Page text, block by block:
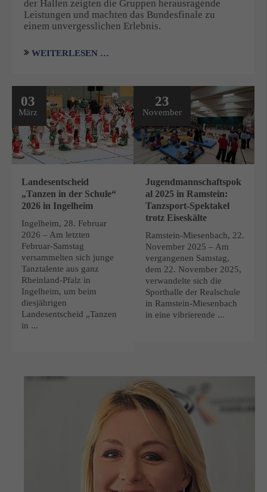
der Hallen zeigten die Gruppen herausragende
Leistungen und machten das Bundesfinale zu
einem unvergesslichen Erlebnis.
WEITERLESEN …
03
März
Landesentscheid
„Tanzen in der Schule“
2026 in Ingelheim
Ingelheim, 28. Februar
2026 – Am letzten
Februar-Samstag
versammelten sich junge
Tanztalente aus ganz
Rheinland-Pfalz in
Ingelheim, um beim
diesjährigen
Landesentscheid „Tanzen
in ...
23
November
Jugendmannschaftspok
al 2025 in Ramstein:
Tanzsport-Spektakel
trotz Eiseskälte
Ramstein-Miesenbach, 22.
November 2025 – Am
vergangenen Samstag,
dem 22. November 2025,
verwandelte sich die
Sporthalle der Realschule
in Ramstein-Miesenbach
in eine vibrierende ...